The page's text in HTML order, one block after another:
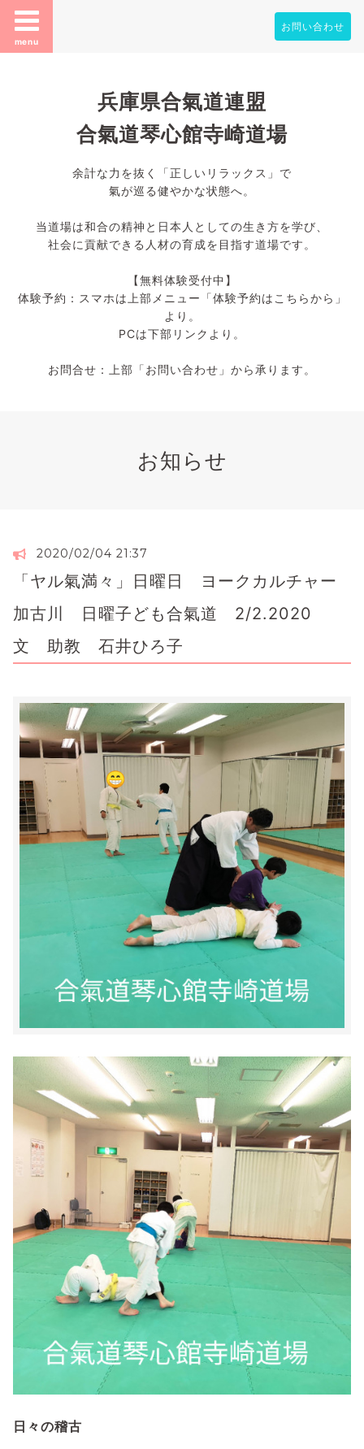
menu
お問い合わせ
兵庫県合氣道連盟
合氣道琴心館寺崎道場
余計な力を抜く「正しいリラックス」で
氣が巡る健やかな状態へ。
当道場は和合の精神と日本人としての生き方を学び、
社会に貢献できる人材の育成を目指す道場です。
【無料体験受付中】
体験予約：スマホは上部メニュー「体験予約はこちらから」
より。
PCは下部リンクより。
お問合せ：上部「お問い合わせ」から承ります。
お知らせ
2020/02/04 21:37
「ヤル氣満々」日曜日 ヨークカルチャー
加古川 日曜子ども合氣道 2/2.2020
文 助教 石井ひろ子
日々の稽古